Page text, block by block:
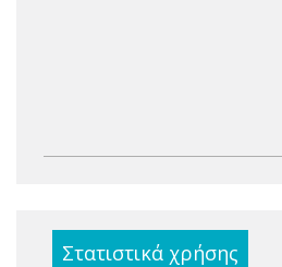
Στατιστικά χρήσης